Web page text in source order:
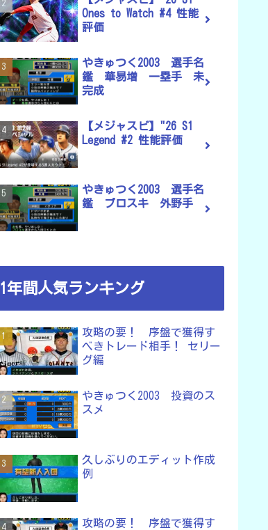
Ones to Watch #4 性能
評価
やきゅつく2003 選手名
鑑 華易増 一塁手 未
完成
【メジャスピ】"26 S1
Legend #2 性能評価
やきゅつく2003 選手名
鑑 ブロスキ 外野手
1年間人気ランキング
攻略の要！ 序盤で獲得す
べきトレード相手！ セリー
グ編
やきゅつく2003 投資のス
スメ
久しぶりのエディット作成
例
攻略の要！ 序盤で獲得す